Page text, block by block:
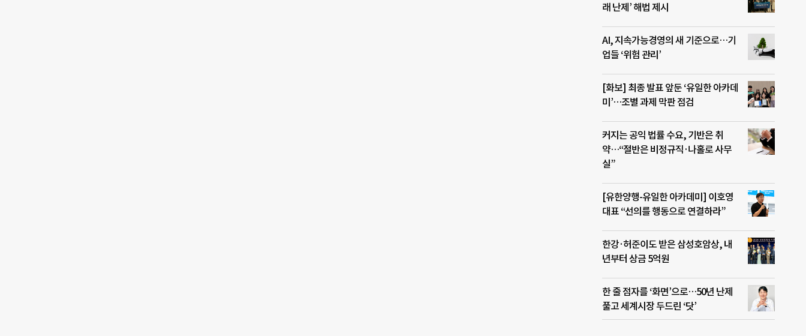
래 난제’ 해법 제시
AI, 지속가능경영의 새 기준으로…기
업들 ‘위험 관리’
[화보] 최종 발표 앞둔 ‘유일한 아카데
미’…조별 과제 막판 점검
커지는 공익 법률 수요, 기반은 취
약…“절반은 비정규직·나홀로 사무
실”
[유한양행-유일한 아카데미] 이호영
대표 “선의를 행동으로 연결하라”
한강·허준이도 받은 삼성호암상, 내
년부터 상금 5억원
한 줄 점자를 ‘화면’으로…50년 난제
풀고 세계시장 두드린 ‘닷’